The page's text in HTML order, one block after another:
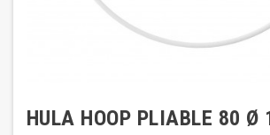
HULA HOOP PLIABLE 80 Ø